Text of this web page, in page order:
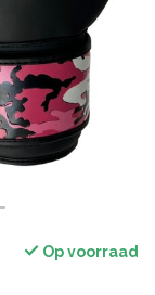
Op voorraad